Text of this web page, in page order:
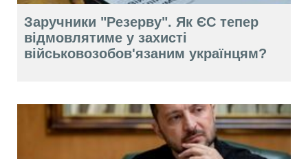
Заручники "Резерву". Як ЄС тепер
відмовлятиме у захисті
військовозобов'язаним українцям?